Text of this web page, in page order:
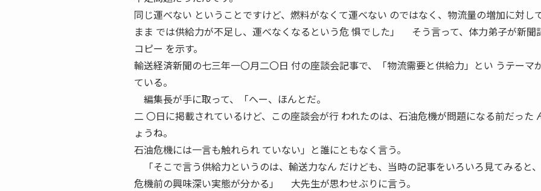
同じ運べない ということですけど、燃料がなくて運べない のではなく、物流量の増加に対し
まま では供給力が不足し、運べなくなるという危 惧でした」 そう言って、体力弟子が新聞
コピー を示す。
輸送経済新聞の七三年一〇月二〇日 付の座談会記事で、「物流需要と供給力」とい うテーマ
ている。
編集長が手に取って、「へー、ほんとだ。
二 〇日に掲載されているけど、この座談会が行 われたのは、石油危機が問題になる前だった
ょうね。
石油危機には一言も触れられ ていない」と誰にともなく言う。
「そこで言う供給力というのは、輸送力なん だけども、当時の記事をいろいろ見てみると
危機前の興味深い実態が分かる」 大先生が思わせぶりに言う。